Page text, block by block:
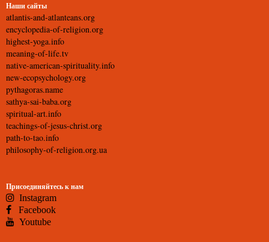
Наши сайты
atlantis-and-atlanteans.org
encyclopedia-of-religion.org
highest-yoga.info
meaning-of-life.tv
native-american-spirituality.info
new-ecopsychology.org
pythagoras.name
sathya-sai-baba.org
spiritual-art.info
teachings-of-jesus-christ.org
path-to-tao.info
philosophy-of-religion.org.ua
Присоединяйтесь к нам
Instagram
Facebook
Youtube